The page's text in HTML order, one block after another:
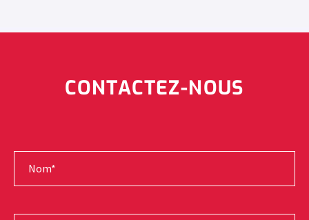
CONTACTEZ-NOUS